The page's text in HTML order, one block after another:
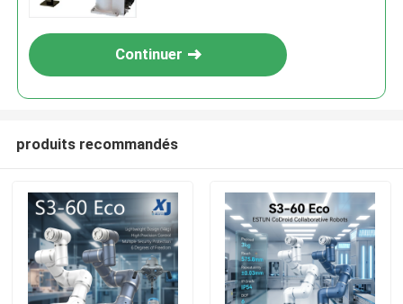
Continuer
produits recommandés